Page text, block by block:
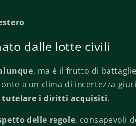
dalle lotte civili
, ma è il frutto di
a un clima di incertezza
tutelare i diritti acquisiti.
delle regole, consapevoli